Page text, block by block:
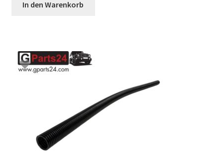
In den Warenkorb